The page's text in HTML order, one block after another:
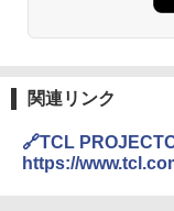
関連リンク
🔗TCL
https://